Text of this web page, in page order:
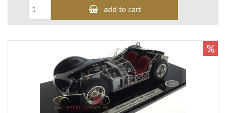
add to cart
%